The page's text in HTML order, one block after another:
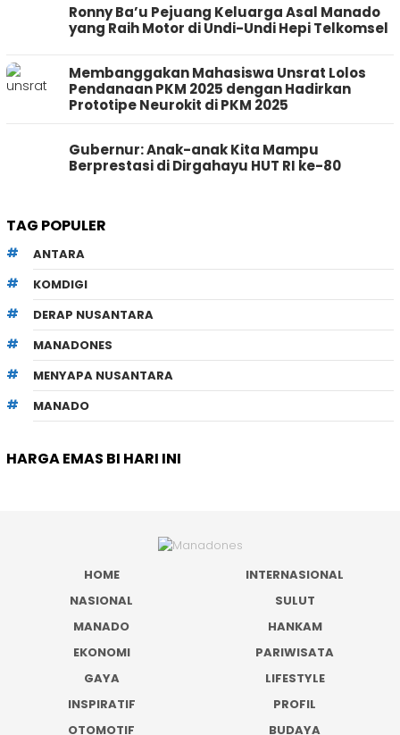
Ronny Ba’u Pejuang Keluarga Asal Manado
yang Raih Motor di Undi-Undi Hepi Telkomsel
Membanggakan Mahasiswa Unsrat Lolos
Pendanaan PKM 2025 dengan Hadirkan
Prototipe Neurokit di PKM 2025
Gubernur: Anak-anak Kita Mampu
Berprestasi di Dirgahayu HUT RI ke-80
TAG POPULER
ANTARA
KOMDIGI
DERAP NUSANTARA
MANADONES
MENYAPA NUSANTARA
MANADO
HARGA EMAS BI HARI INI
HOME
INTERNASIONAL
NASIONAL
SULUT
MANADO
HANKAM
EKONOMI
PARIWISATA
GAYA
LIFESTYLE
INSPIRATIF
PROFIL
OTOMOTIF
BUDAYA